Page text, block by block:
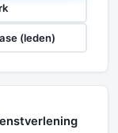
(leden)